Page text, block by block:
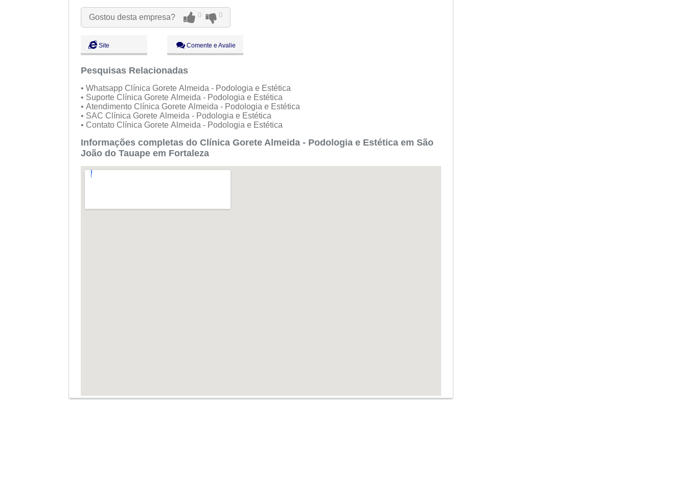
Qui:
09:00 - 18:00
Sex:
09:00 - 18:00 Abertoagora
Dom:
Gostou desta empresa? 0 0
Site Comente e Avalie
Pesquisas Relacionadas
• Whatsapp Clínica Gorete Almeida - Podologia e Estética
• Suporte Clínica Gorete Almeida - Podologia e Estética
• Atendimento Clínica Gorete Almeida - Podologia e Estética
• SAC Clínica Gorete Almeida - Podologia e Estética
• Contato Clínica Gorete Almeida - Podologia e Estética
Informações completas do Clínica Gorete Almeida - Podologia e Estética em São
João do Tauape em Fortaleza